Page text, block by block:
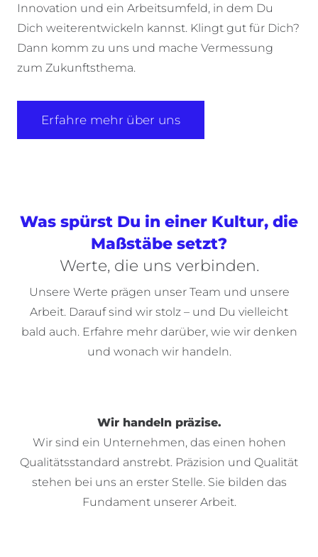
Innovation und ein Arbeitsumfeld, in dem Du
Dich weiterentwickeln kannst. Klingt gut für Dich?
Dann komm zu uns und mache Vermessung
zum Zukunftsthema.
Erfahre mehr über uns
Was spürst Du in einer Kultur, die
Maßstäbe setzt?
Werte, die uns verbinden.
Unsere Werte prägen unser Team und unsere
Arbeit. Darauf sind wir stolz – und Du vielleicht
bald auch. Erfahre mehr darüber, wie wir denken
und wonach wir handeln.
Wir handeln präzise.
Wir sind ein Unternehmen, das einen hohen
Qualitätsstandard anstrebt. Präzision und Qualität
stehen bei uns an erster Stelle. Sie bilden das
Fundament unserer Arbeit.